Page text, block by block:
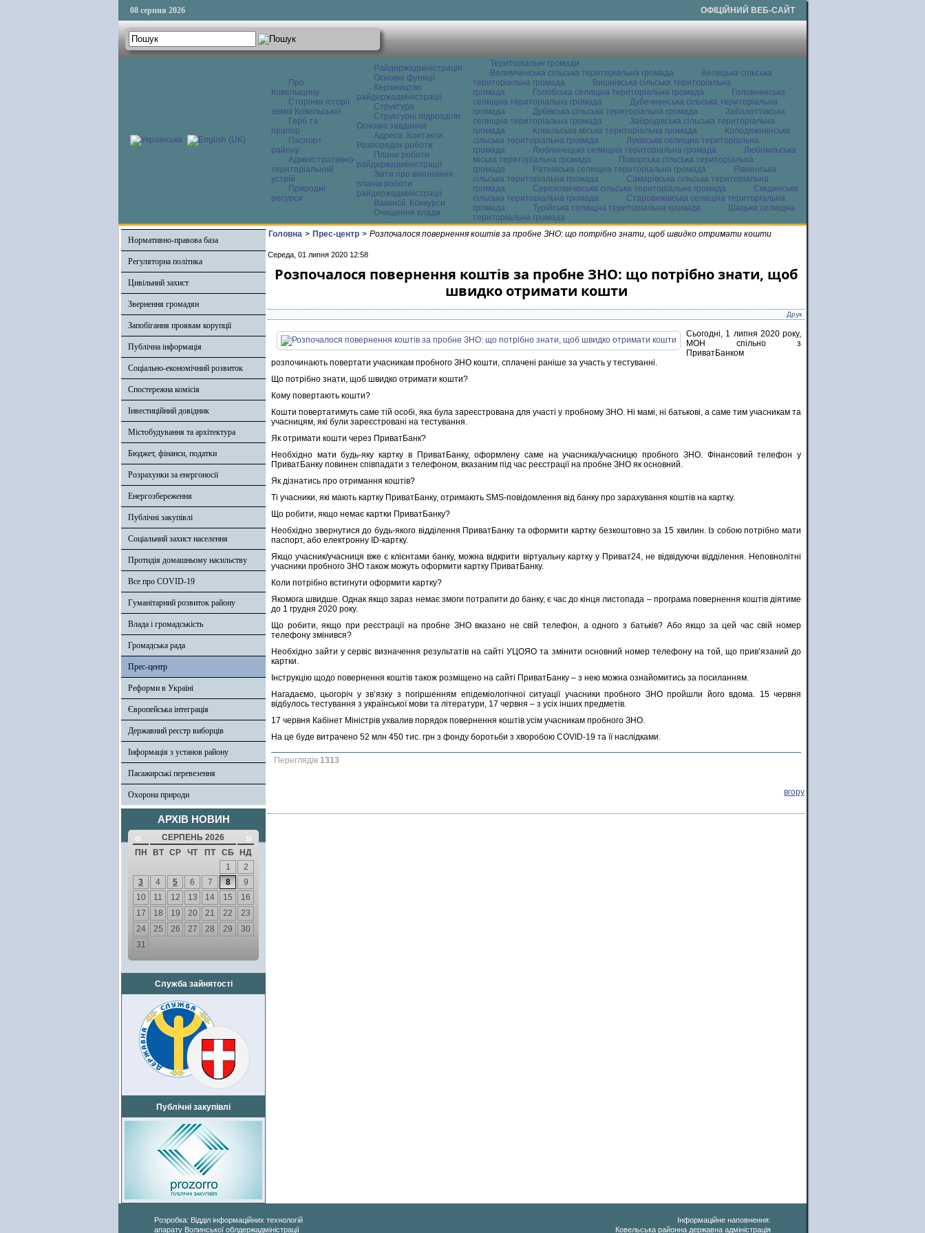
08 серпня 2026 ОФІЦІЙНИЙ ВЕБ-САЙТ
Про
Ковельщину
Сторінки історії
землі Ковельської
Герб та
прапор
Паспорт
району
Адміністративно-
територіальний
устрій
Природні
ресурси
Райдержадміністрація
Основні функції
Керівництво
райдержадміністрації
Структура
Структурні підрозділи.
Основні завдання
Адреса. Контакти.
Розпорядок роботи
Плани роботи
райдержадміністрації
Звіти про виконання
планів роботи
райдержадміністрації
Вакансії. Конкурси
Очищення влади
Територіальні громади
Велимченська сільська територіальна громада
Велицька сільська
територіальна громада
Вишнівська сільська територіальна
громада
Голобська селищна територіальна громада
Головненська
селищна територіальна громада
Дубечненська сільська територіальна
громада
Дубівська сільська територіальна громада
Заболоттівська
селищна територіальна громада
Забродівська сільська територіальна
громада
Ковельська міська територіальна громада
Колодяжненська
сільська територіальна громада
Луківська селищна територіальна
громада
Люблинецька селищна територіальна громада
Любомльська
міська територіальна громада
Поворська сільська територіальна
громада
Ратнівська селищна територіальна громада
Рівненська
сільська територіальна громада
Самарівська сільська територіальна
громада
Сереховичівська сільська територіальна громада
Смідинська
сільська територіальна громада
Старовижівська селищна територіальна
громада
Турійська селищна територіальна громада
Шацька селищна
територіальна громада
Нормативно-правова база
Регуляторна політика
Цивільний захист
Звернення громадян
Запобігання проявам корупції
Публічна інформація
Соціально-економічний розвиток
Спостережна комісія
Інвестиційний довідник
Містобудування та архітектура
Бюджет, фінанси, податки
Розрахунки за енергоносії
Енергозбереження
Публічні закупівлі
Соціальний захист населення
Протидія домашньому насильству
Все про COVID-19
Гуманітарний розвиток району
Влада і громадськість
Громадська рада
Прес-центр
Реформи в Україні
Європейська інтеграція
Державний реєстр виборців
Інформація з установ району
Пасажирські перевезення
Охорона природи
АРХІВ НОВИН
« СЕРПЕНЬ 2026 »
ПН ВТ СР ЧТ ПТ СБ
НД
1
2
3
4 5 6 7 8
9
10
11 12 13 14 15
16
17
18 19 20 21 22
23
24
25 26 27 28 29
30
31
Служба зайнятості
Публічні закупівлі
Головна > Прес-центр > Розпочалося повернення коштів за пробне ЗНО: що потрібно знати, щоб швидко отримати кошти
Середа, 01 липня 2020 12:58
Розпочалося повернення коштів за пробне ЗНО: що потрібно знати, щоб
швидко отримати кошти
Друк
Сьогодні, 1 липня 2020 року,
МОН спільно з
ПриватБанком
розпочинають повертати учасникам пробного ЗНО кошти, сплачені раніше за участь у тестуванні.
Що потрібно знати, щоб швидко отримати кошти?
Кому повертають кошти?
Кошти повертатимуть саме тій особі, яка була зареєстрована для участі у пробному ЗНО. Ні мамі, ні батькові, а саме тим учасникам та
учасницям, які були зареєстровані на тестування.
Як отримати кошти через ПриватБанк?
Необхідно мати будь-яку картку в ПриватБанку, оформлену саме на учасника/учасницю пробного ЗНО. Фінансовий телефон у
ПриватБанку повинен співпадати з телефоном, вказаним під час реєстрації на пробне ЗНО як основний.
Як дізнатись про отримання коштів?
Ті учасники, які мають картку ПриватБанку, отримають SMS-повідомлення від банку про зарахування коштів на картку.
Що робити, якщо немає картки ПриватБанку?
Необхідно звернутися до будь-якого відділення ПриватБанку та оформити картку безкоштовно за 15 хвилин. Із собою потрібно мати
паспорт, або електронну ID-картку.
Якщо учасник/учасниця вже є клієнтами банку, можна відкрити віртуальну картку у Приват24, не відвідуючи відділення. Неповнолітні
учасники пробного ЗНО також можуть оформити картку ПриватБанку.
Коли потрібно встигнути оформити картку?
Якомога швидше. Однак якщо зараз немає змоги потрапити до банку, є час до кінця листопада – програма повернення коштів діятиме
до 1 грудня 2020 року.
Що робити, якщо при реєстрації на пробне ЗНО вказано не свій телефон, а одного з батьків? Або якщо за цей час свій номер
телефону змінився?
Необхідно зайти у сервіс визначення результатів на сайті УЦОЯО та змінити основний номер телефону на той, що прив’язаний до
картки.
Інструкцію щодо повернення коштів також розміщено на сайті ПриватБанку – з нею можна ознайомитись за посиланням.
Нагадаємо, цьогоріч у зв’язку з погіршенням епідеміологічної ситуації учасники пробного ЗНО пройшли його вдома. 15 червня
відбулось тестування з української мови та літератури, 17 червня – з усіх інших предметів.
17 червня Кабінет Міністрів ухвалив порядок повернення коштів усім учасникам пробного ЗНО.
На це буде витрачено 52 млн 450 тис. грн з фонду боротьби з хворобою COVID-19 та її наслідками.
Переглядів 1313
вгору
Розробка: Відділ інформаційних технологій
апарату Волинської облдержадміністрації
Інформаційне наповнення:
Ковельська районна державна адміністрація